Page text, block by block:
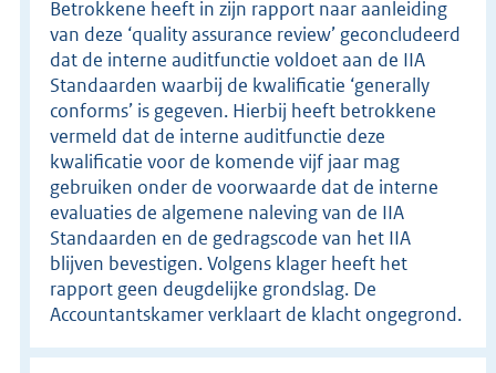
Betrokkene heeft in zijn rapport naar aanleiding
van deze ‘quality assurance review’ geconcludeerd
dat de interne auditfunctie voldoet aan de IIA
Standaarden waarbij de kwalificatie ‘generally
conforms’ is gegeven. Hierbij heeft betrokkene
vermeld dat de interne auditfunctie deze
kwalificatie voor de komende vijf jaar mag
gebruiken onder de voorwaarde dat de interne
evaluaties de algemene naleving van de IIA
Standaarden en de gedragscode van het IIA
blijven bevestigen. Volgens klager heeft het
rapport geen deugdelijke grondslag. De
Accountantskamer verklaart de klacht ongegrond.